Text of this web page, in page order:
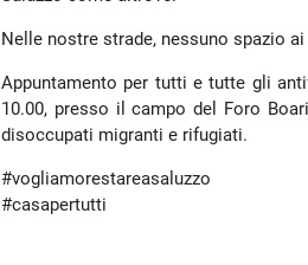
Nelle nostre strade, nessuno spazio
Appuntamento per tutti e tutte gli
10.00, presso il campo del Foro
disoccupati migranti e rifugiati.
‪#‎vogliamorestareasaluzzo‬
‪#‎casapertutti‬